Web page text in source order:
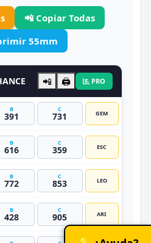
📲 Copiar Todas
55mm
📲 🖨️ PRO
B
391
C
731 GEM
B
616
C
359 ESC
B
772
C
853 LEO
B
428
C
905 ARI